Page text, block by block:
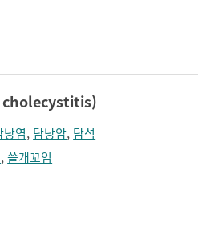
cholecystitis)
염, 담낭암, 담석
,쓸개꼬임